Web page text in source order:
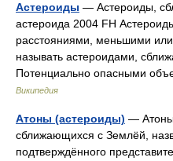
Астероиды — Астероиды,
астероида 2004 FH
расстояниями, меньшими
называть астероидами,
Потенциально опасными
Википедия
Атоны (астероиды) — Атоны
сближающихся с Землёй,
подтверждённого